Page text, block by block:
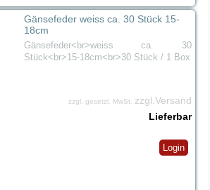
Gänsefeder weiss ca. 30 Stück 15-
18cm
Gänsefeder<br>weiss ca. 30
Stück<br>15-18cm<br>30 Stück / 1 Box
zzgl. gesetzl. MwSt.
zzgl.Versand
Lieferbar
Login